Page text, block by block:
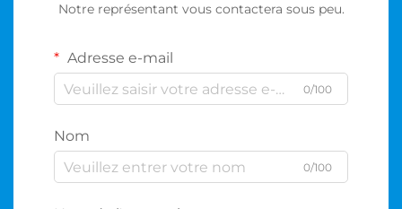
Notre représentant vous contactera sous peu.
Adresse e-mail
0/100
Nom
0/100